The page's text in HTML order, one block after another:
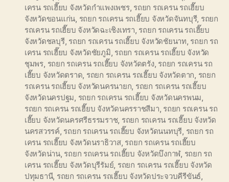
เครน รถเฮี๊ยบ จังหวัดกำแพงเพชร, รถยก รถเครน รถเฮี๊ยบ
จังหวัดขอนแก่น, รถยก รถเครน รถเฮี๊ยบ จังหวัดจันทบุรี, รถยก
รถเครน รถเฮี๊ยบ จังหวัดฉะเชิงเทรา, รถยก รถเครน รถเฮี๊ยบ
จังหวัดชลบุรี, รถยก รถเครน รถเฮี๊ยบ จังหวัดชัยนาท, รถยก รถ
เครน รถเฮี๊ยบ จังหวัดชัยภูมิ, รถยก รถเครน รถเฮี๊ยบ จังหวัด
ชุมพร, รถยก รถเครน รถเฮี๊ยบ จังหวัดตรัง, รถยก รถเครน รถ
เฮี๊ยบ จังหวัดตราด, รถยก รถเครน รถเฮี๊ยบ จังหวัดตาก, รถยก
รถเครน รถเฮี๊ยบ จังหวัดนครนายก, รถยก รถเครน รถเฮี๊ยบ
จังหวัดนครปฐม, รถยก รถเครน รถเฮี๊ยบ จังหวัดนครพนม,
รถยก รถเครน รถเฮี๊ยบ จังหวัดนครราชสีมา, รถยก รถเครน รถ
เฮี๊ยบ จังหวัดนครศรีธรรมราช, รถยก รถเครน รถเฮี๊ยบ จังหวัด
นครสวรรค์, รถยก รถเครน รถเฮี๊ยบ จังหวัดนนทบุรี, รถยก รถ
เครน รถเฮี๊ยบ จังหวัดนราธิวาส, รถยก รถเครน รถเฮี๊ยบ
จังหวัดน่าน, รถยก รถเครน รถเฮี๊ยบ จังหวัดบึงกาฬ, รถยก รถ
เครน รถเฮี๊ยบ จังหวัดบุรีรัมย์, รถยก รถเครน รถเฮี๊ยบ จังหวัด
ปทุมธานี, รถยก รถเครน รถเฮี๊ยบ จังหวัดประจวบคีรีขันธ์,